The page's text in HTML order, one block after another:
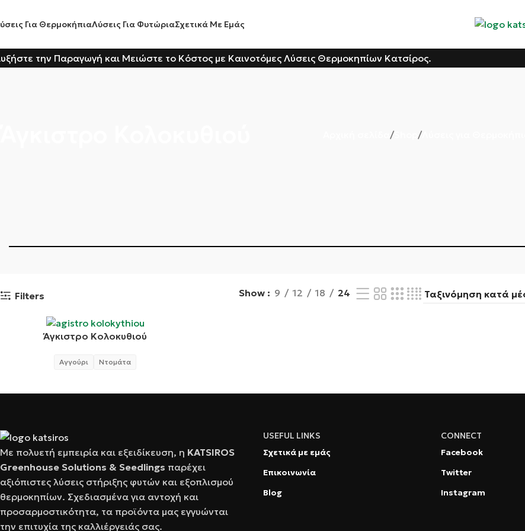
Για ΘερμοκήπιαΛύσεις Για ΦυτώριαΣχετικά Με Εμάς
την Παραγωγή και Μειώστε το Κόστος με Καινοτόμες Λύσεις Θερμοκηπίων Κατσίρος.
Shop Λύσεις για Θερμοκήπια
Filters Show 9 12 18 24
Άγκιστρο Κολοκυθιού
Αγγούρι Ντομάτα
Με πολυετή εμπειρία και εξειδίκευση, η KATSIRΟS
Greenhouse Solutions & Seedlings παρέχει
αξιόπιστες λύσεις στήριξης φυτών και εξοπλισμού
θερμοκηπίων. Σχεδιασμένα για αντοχή και
προσαρμοστικότητα, τα προϊόντα μας εγγυώνται
την επιτυχία της καλλιέργειάς σας.
USEFUL LINKS
Σχετικά με εμάς
Επικοινωνία
Blog
CONNECT
Facebook
Twitter
Instagram